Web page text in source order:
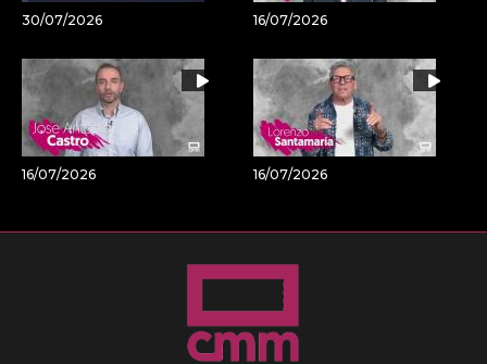
30/07/2026 16/07/2026
16/07/2026 16/07/2026